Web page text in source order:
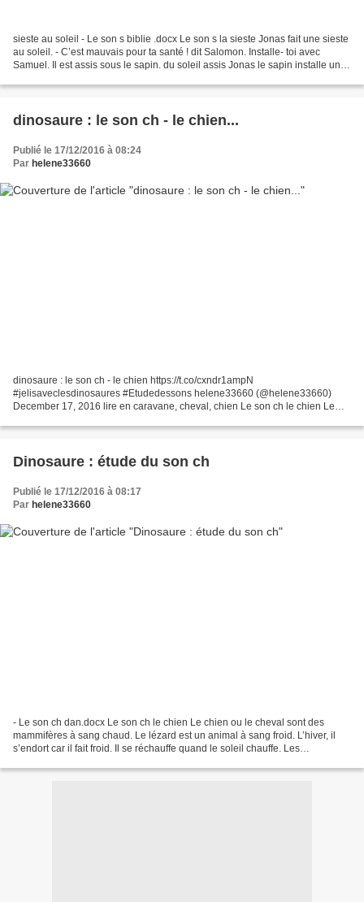
sieste au soleil - Le son s biblie .docx Le son s la sieste Jonas fait une sieste
au soleil. - C’est mauvais pour ta santé ! dit Salomon. Installe- toi avec
Samuel. Il est assis sous le sapin. du soleil assis Jonas le sapin installe un
dinosaure : le son ch - le chien...
Publié le 17/12/2016 à 08:24
Par helene33660
dinosaure : le son ch - le chien https://t.co/cxndr1ampN
#jelisaveclesdinosaures #Etudedessons helene33660 (@helene33660)
December 17, 2016 lire en caravane, cheval, chien Le son ch le chien Le
Dinosaure : étude du son ch
Publié le 17/12/2016 à 08:17
Par helene33660
- Le son ch dan.docx Le son ch le chien Le chien ou le cheval sont des
mammifères à sang chaud. Le lézard est un animal à sang froid. L’hiver, il
s’endort car il fait froid. Il se réchauffe quand le soleil chauffe. Les